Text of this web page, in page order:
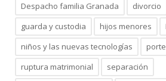
Despacho familia Granada
divorcio
guarda y custodia
hijos menores
niños y las nuevas tecnologías
ruptura matrimonial
separación